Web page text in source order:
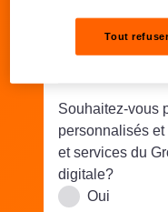
Souhaitez-vous
personnalisés
et services du
digitale?
Oui
Tout